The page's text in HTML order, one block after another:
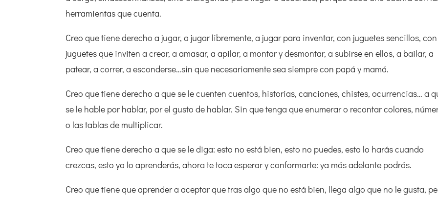
herramientas que cuenta.
Creo que tiene derecho a jugar, a jugar libremente, a jugar para inventar, con juguetes sencillos, con
juguetes que inviten a crear, a amasar, a apilar, a montar y desmontar, a subirse en ellos, a bailar, a
patear, a correr, a esconderse…sin que necesariamente sea siempre con papá y mamá.
Creo que tiene derecho a que se le cuenten cuentos, historias, canciones, chistes, ocurrencias… a
se le hable por hablar, por el gusto de hablar. Sin que tenga que enumerar o recontar colores,
o las tablas de multiplicar.
Creo que tiene derecho a que se le diga: esto no está bien, esto no puedes, esto lo harás cuando
crezcas, esto ya lo aprenderás, ahora te toca esperar y conformarte: ya más adelante podrás.
Creo que tiene que aprender a aceptar que tras algo que no está bien, llega algo que no le gusta,